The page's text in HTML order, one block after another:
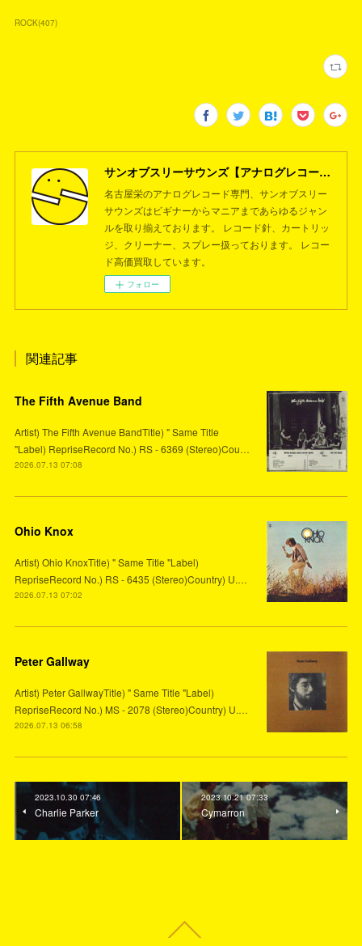
ROCK(407)
サンオブスリーサウンズ【アナログレコード専門店】名古屋栄
名古屋栄のアナログレコード専門、サンオブスリー
サウンズはビギナーからマニアまであらゆるジャン
ルを取り揃えております。 レコード針、カートリッ
ジ、クリーナー、スプレー扱っております。 レコー
ド高価買取しています。
フォロー
関連記事
The Fifth Avenue Band
Artist) The Fifth Avenue BandTitle) " Same Title
"Label) RepriseRecord No.) RS - 6369 (Stereo)Cou…
2026.07.13 07:08
Ohio Knox
Artist) Ohio KnoxTitle) " Same Title "Label)
RepriseRecord No.) RS - 6435 (Stereo)Country) U.…
2026.07.13 07:02
Peter Gallway
Artist) Peter GallwayTitle) " Same Title "Label)
RepriseRecord No.) MS - 2078 (Stereo)Country) U.…
2026.07.13 06:58
2023.10.30 07:46
Charlie Parker
2023.10.21 07:33
Cymarron